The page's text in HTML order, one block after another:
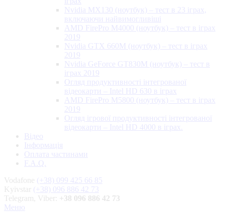
Nvidia MX130 (ноутбук) – тест в 23 іграх,
включаючи найвимогливіші
AMD FirePro M4000 (ноутбук) – тест в іграх
2019
Nvidia GTX 660M (ноутбук) – тест в іграх
2019
Nvidia GeForce GT830M (ноутбук) – тест в
іграх 2019
Огляд продуктивності інтегрованої
відеокарти – Intel HD 630 в іграх
AMD FirePro M5800 (ноутбук) – тест в іграх
2019
Огляд ігрової продуктивності інтегрованої
відеокарти – Intel HD 4000 в іграх.
Відео
Інформація
Оплата частинами
F.A.Q.
Vodafone (+38) 099 425 66 85
Kyivstar (+38) 096 886 42 73
Telegram, Viber: +38 096 886 42 73
Меню